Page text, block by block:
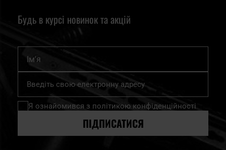
Будь в курсі новинок та акцій
Підпишіться
нашу
розсилку
Я ознайомився з політикою конфіденційності
ПІДПИСАТИСЯ